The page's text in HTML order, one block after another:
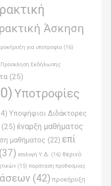
Άσκηση
για υποτροφία (16)
Πρόσκληση Εκδήλωσης
(25)
Υποτροφίες
Υποψήφιοι Διδάκτορες
(25) έναρξη μαθήματος
μαθήματος (22) επί
(37) επιλογή Υ.Δ. (16) θερινό
(15) παράταση προθεσμίας
(42) προκήρυξη